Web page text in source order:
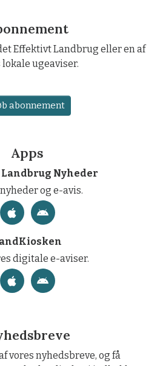
Effektivt Landbrug eller en af
lokale ugeaviser.
abonnement
Apps
Nyheder
og e-avis.
digitale e-aviser.
vores nyhedsbreve, og få